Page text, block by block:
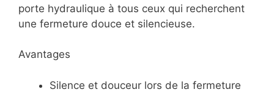
porte hydraulique à tous ceux qui recherchent
une fermeture douce et silencieuse.
Avantages
Silence et douceur lors de la fermeture